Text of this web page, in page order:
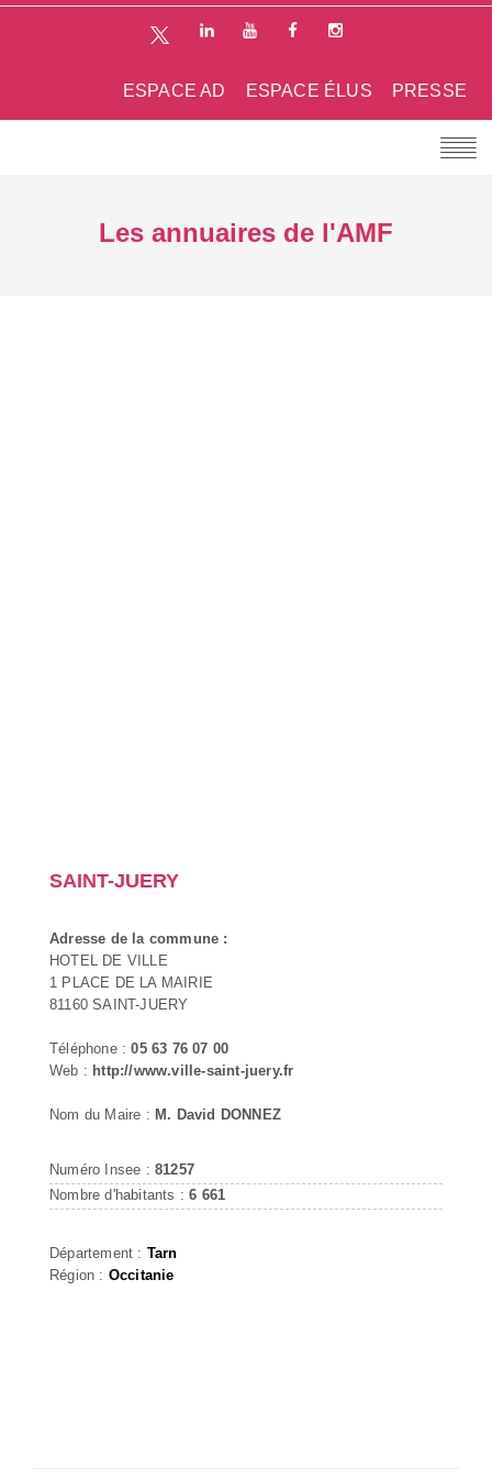
PRESSE
ESPACE ÉLUS
ESPACE AD
Les annuaires de l'AMF
SAINT-JUERY
Adresse de la commune :
HOTEL DE VILLE
1 PLACE DE LA MAIRIE
81160 SAINT-JUERY
Téléphone :05 63 76 07 00
Web : http://www.ville-saint-juery.fr
Nom du Maire : M. David DONNEZ
Numéro Insee : 81257
Nombre d'habitants :6 661
Département : Tarn
Région : Occitanie